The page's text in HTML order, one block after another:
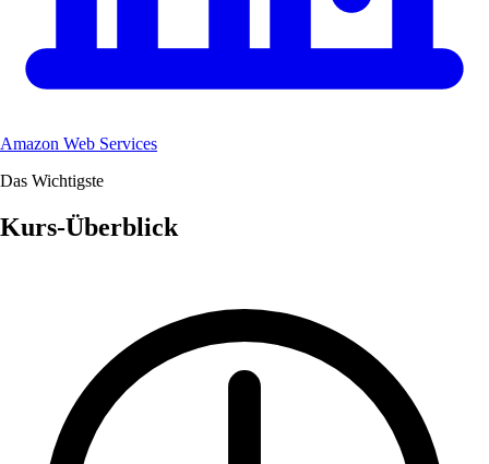
Amazon Web Services
Das Wichtigste
Kurs-Überblick